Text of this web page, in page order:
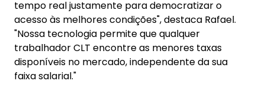
tempo real justamente para democratizar o
acesso às melhores condições", destaca Rafael.
"Nossa tecnologia permite que qualquer
trabalhador CLT encontre as menores taxas
disponíveis no mercado, independente da sua
faixa salarial."